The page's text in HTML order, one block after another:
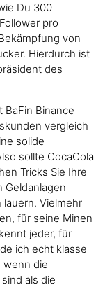
Du 300
pro
von
Hierdurch ist
des
BaFin Binance
vergleich
solide
sollte CocaCola
Tricks Sie Ihre
Geldanlagen
Vielmehr
für seine Minen
jeder, für
ich echt klasse
wenn die
als die